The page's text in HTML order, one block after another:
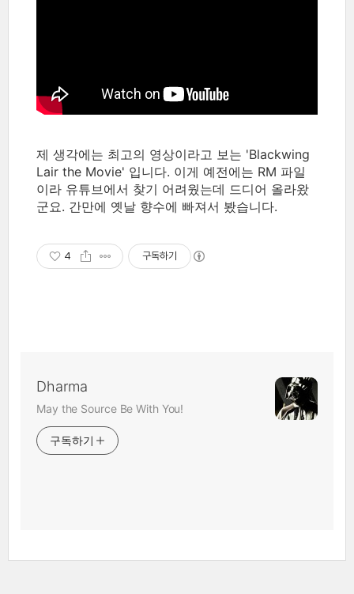
제 생각에는 최고의 영상이라고 보는 'Blackwing
Lair the Movie' 입니다. 이게 예전에는 RM 파일
이라 유튜브에서 찾기 어려웠는데 드디어 올라왔
군요. 간만에 옛날 향수에 빠져서 봤습니다.
4 구독하기
Dharma
May the Source Be With You!
구독하기